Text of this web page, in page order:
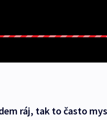
ráj, tak to často